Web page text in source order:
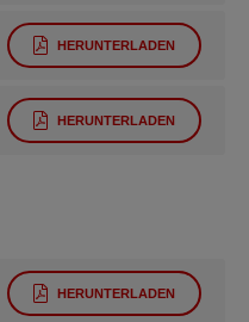
HERUNTERLADEN
HERUNTERLADEN
HERUNTERLADEN